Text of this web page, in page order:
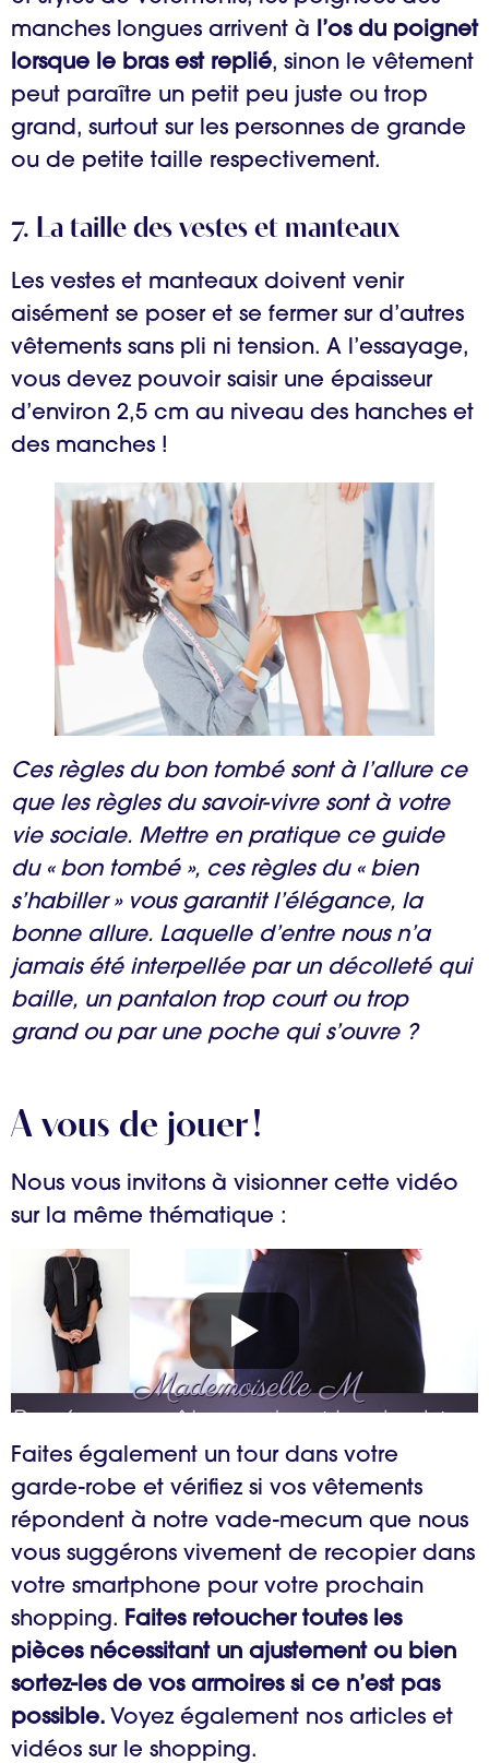
manches longues arrivent à l’os du poignet
lorsque le bras est replié, sinon le vêtement
peut paraître un petit peu juste ou trop
grand, surtout sur les personnes de grande
ou de petite taille respectivement.
7. La taille des vestes et manteaux
Les vestes et manteaux doivent venir
aisément se poser et se fermer sur d’autres
vêtements sans pli ni tension. A l’essayage,
vous devez pouvoir saisir une épaisseur
d’environ 2,5 cm au niveau des hanches et
des manches !
Ces règles du bon tombé sont à l’allure ce
que les règles du savoir-vivre sont à votre
vie sociale. Mettre en pratique ce guide
du « bon tombé », ces règles du « bien
s’habiller » vous garantit l’élégance, la
bonne allure. Laquelle d’entre nous n’a
jamais été interpellée par un décolleté qui
baille, un pantalon trop court ou trop
grand ou par une poche qui s’ouvre ?
A vous de jouer !
Nous vous invitons à visionner cette vidéo
sur la même thématique :
Faites également un tour dans votre
garde-robe et vérifiez si vos vêtements
répondent à notre vade-mecum que nous
vous suggérons vivement de recopier dans
votre smartphone pour votre prochain
shopping. Faites retoucher toutes les
pièces nécessitant un ajustement ou bien
sortez-les de vos armoires si ce n’est pas
possible. Voyez également nos articles et
vidéos sur le shopping.